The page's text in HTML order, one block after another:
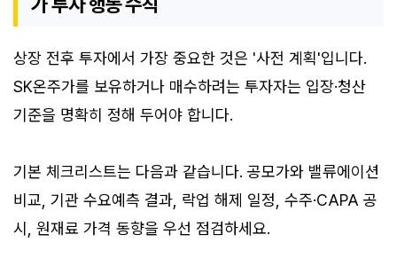
상장 전후 투자에서 가장 중요한 것은 '사전 계획'입니다.
SK온주가를 보유하거나 매수하려는 투자자는 입장·청산
기준을 명확히 정해 두어야 합니다.
기본 체크리스트는 다음과 같습니다. 공모가와 밸류에이션
비교, 기관 수요예측 결과, 락업 해제 일정, 수주·CAPA 공
시, 원재료 가격 동향을 우선 점검하세요.